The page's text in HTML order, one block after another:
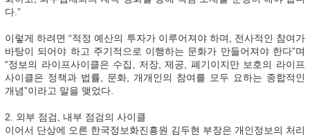
다.”
이렇게 하려면 “적정 예산의 투자가 이루어져야 하며, 전사적인 참여가
바탕이 되어야 하고 주기적으로 이행하는 문화가 만들어져야 한다”며
“정보의 라이프사이클은 수집, 저장, 제공, 폐기이지만 보호의 라이프
사이클은 정책과 법률, 문화, 개개인의 참여를 모두 요하는 종합적인
개념”이라고 말을 맺었다.
2. 외부 점검, 내부 점검의 사이클
이어서 단상에 오른 한국정보화진흥원 김두현 부장은 개인정보의 처리